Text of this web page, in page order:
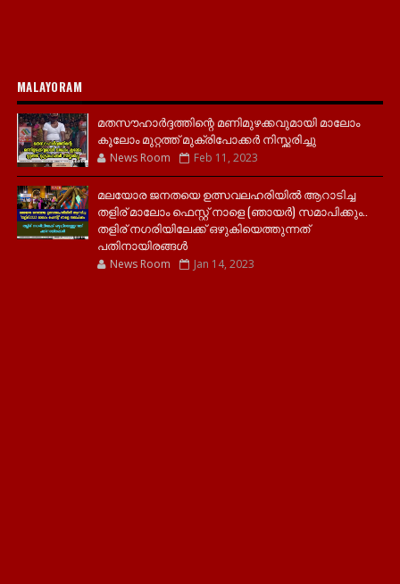
MALAYORAM
മതസൗഹാർദ്ദത്തിന്റെ മണിമുഴക്കവുമായി മാലോം
കൂലോം മുറ്റത്ത് മുക്രിപോക്കർ നിസ്ക്കരിച്ചു
News Room Feb 11, 2023
മലയോര ജനതയെ ഉത്സവലഹരിയിൽ ആറാടിച്ച
തളിര് മാലോം ഫെസ്റ്റ് നാളെ (ഞായർ) സമാപിക്കും..
തളിര് നഗരിയിലേക്ക് ഒഴുകിയെത്തുന്നത്
പതിനായിരങ്ങൾ
News Room Jan 14, 2023